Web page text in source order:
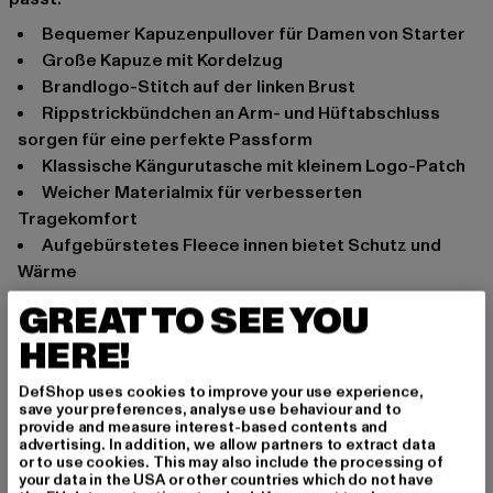
Bequemer Kapuzenpullover für Damen von Starter
Große Kapuze mit Kordelzug
Brandlogo-Stitch auf der linken Brust
Rippstrickbündchen an Arm- und Hüftabschluss
sorgen für eine perfekte Passform
Klassische Kängurutasche mit kleinem Logo-Patch
Weicher Materialmix für verbesserten
Tragekomfort
Aufgebürstetes Fleece innen bietet Schutz und
Wärme
Normale Passform
Anlass: Alltag
Ausschnitt: Kapuze mit Kordelzug
Ärmelart: Langarm
Marke: Starter Black Label
Kat.: Sweat & Fleece - Hoodies
Farbe: weiß
GREAT TO SEE YOU
HERE!
DefShop uses cookies to improve your use experience,
save your preferences, analyse use behaviour and to
provide and measure interest-based contents and
advertising. In addition, we allow partners to extract data
or to use cookies. This may also include the processing of
your data in the USA or other countries which do not have